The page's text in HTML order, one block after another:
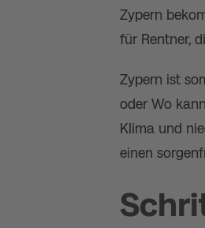
Zypern
für Rentner,
Zypern ist
oder Wo
Klima und
einen